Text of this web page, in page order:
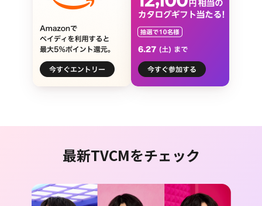
最新TVCMをチェック